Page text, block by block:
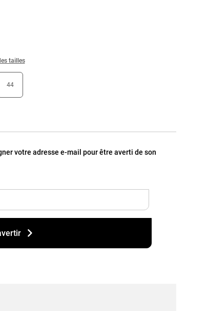
tailles
44
votre adresse e-mail pour être averti de son